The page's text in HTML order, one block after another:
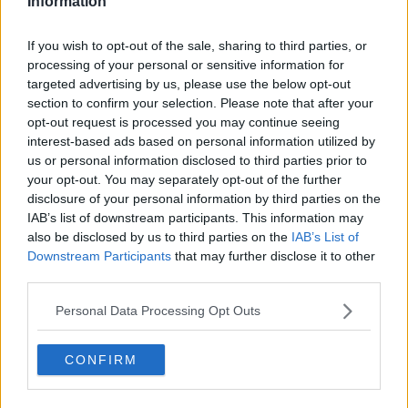
If you wish to opt-out of the sale, sharing to third parties, or
processing of your personal or sensitive information for
targeted advertising by us, please use the below opt-out
section to confirm your selection. Please note that after your
opt-out request is processed you may continue seeing
interest-based ads based on personal information utilized by
us or personal information disclosed to third parties prior to
your opt-out. You may separately opt-out of the further
disclosure of your personal information by third parties on the
IAB’s list of downstream participants. This information may
also be disclosed by us to third parties on the IAB’s List of
Downstream Participants that may further disclose it to other
Personal Data Processing Opt Outs
CONFIRM
Erdoğan e l'informazione
Capitol Hill un anno dopo
Desmond Tutu "la voce dei senza voce"
Natale da incubo per Boris Johnson
La questione Ucraina
Cipro, un ponte dove si mischiano le culture
Una vigilia di Natale per un nuovo Rais
La questione israelo-palestinese ignorata dal G20
Erdogan continua a sfidare l'Occidente
Libano, collasso economico e guerra civile
Johnson, da Trump a Biden alla Brexit
L'AUKUS e il Quad
Biden, primo presidente USA non in guerra
Papa Bergoglio vedrà Viktor Orbán
Bennet, un giorno in attesa di Biden
Il ritorno dei talebani
​La lenta agonia del Libano
Usa di nuovo al centro della geopolitica internazionale
L’appuntamento di Israele con il cambiamento
La farsa delle elezioni in Siria